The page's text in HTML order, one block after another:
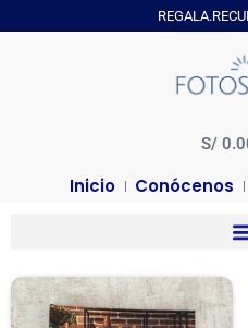
S/
Inicio Conócenos